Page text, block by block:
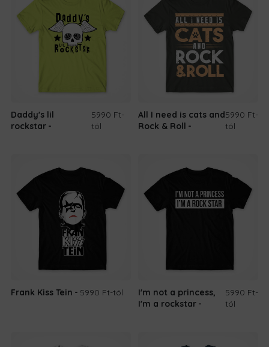
Daddy's lil
rockstar
5990 Ft-
tól
All I need is cats and
Rock & Roll
5990 Ft-
tól
Frank Kiss Tein 5990 Ft-tól
I'm not a princess,
I'm a rockstar
5990 Ft-
tól